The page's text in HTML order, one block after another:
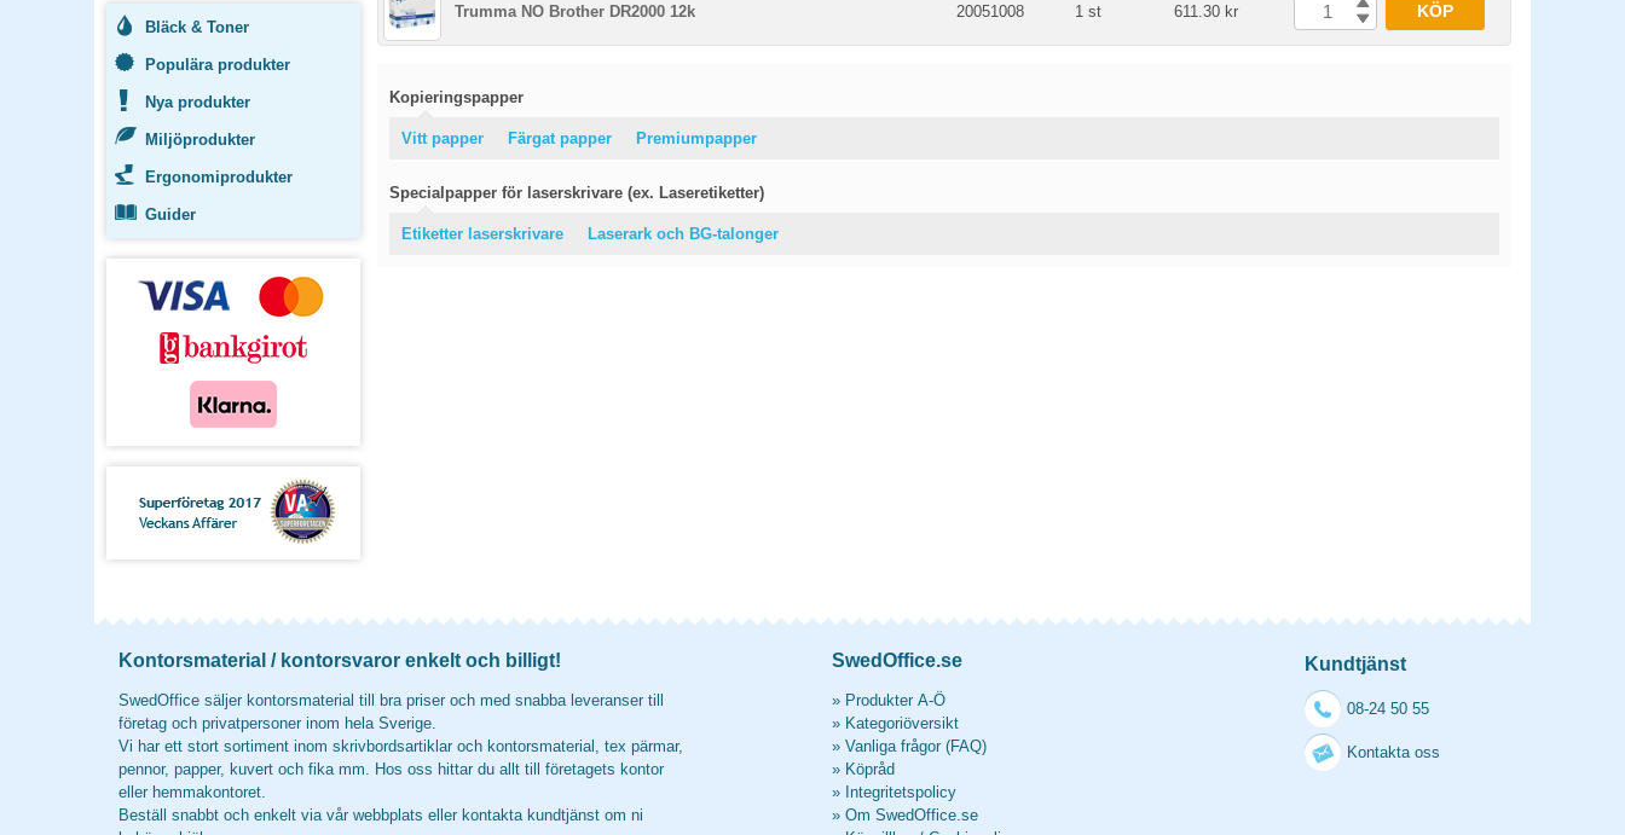
Bläck & Toner
Populära produkter
Nya produkter
Miljöprodukter
Ergonomiprodukter
Guider
Trumma NO Brother DR2000 12k 20051008 1 st 611.30 kr KÖP
Kopieringspapper
Vitt papper Färgat papper Premiumpapper
Specialpapper för laserskrivare (ex. Laseretiketter)
Etiketter laserskrivare Laserark och BG-talonger
Kontorsmaterial / kontorsvaror enkelt och billigt!
SwedOffice säljer kontorsmaterial till bra priser och med snabba leveranser till
företag och privatpersoner inom hela Sverige.
Vi har ett stort sortiment inom skrivbordsartiklar och kontorsmaterial, tex pärmar,
pennor, papper, kuvert och fika mm. Hos oss hittar du allt till företagets kontor
eller hemmakontoret.
Beställ snabbt och enkelt via vår webbplats eller kontakta kundtjänst om ni
SwedOffice.se
» Produkter A-Ö
» Kategoriöversikt
» Vanliga frågor (FAQ)
» Köpråd
» Integritetspolicy
» Om SwedOffice.se
Kundtjänst
08-24 50 55
Kontakta oss